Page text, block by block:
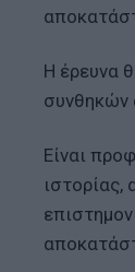
Η έρευνα
συνθηκών
Είναι
ιστορίας,